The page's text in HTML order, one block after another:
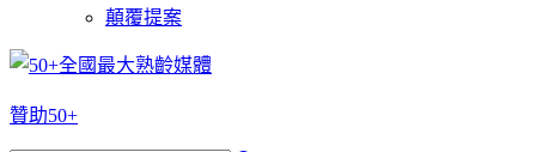
顛覆提案
贊助50+